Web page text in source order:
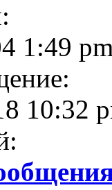
1:49
10:32